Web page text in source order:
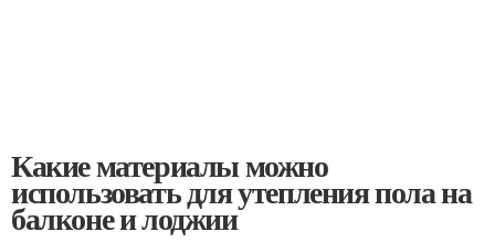
Какие материалы можно
использовать для утепления пола на
балконе и лоджии